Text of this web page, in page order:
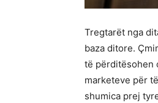
Tregtarët nga
baza ditore.
të përditësohen
marketeve për
shumica prej